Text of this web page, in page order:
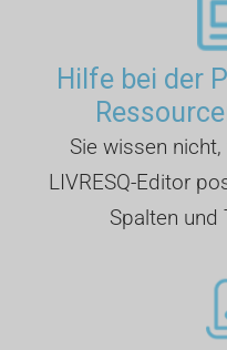
Hilfe bei der
Sie wissen
LIVRESQ-Editor
Spalten und